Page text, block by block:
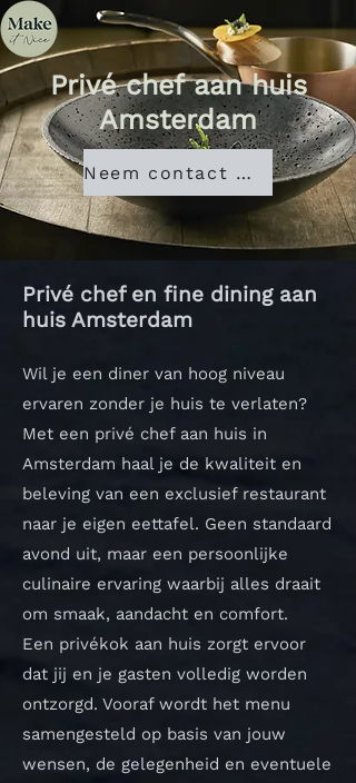
Privé chef aan huis
Amsterdam
Neem contact met ons op
Privé chef en fine dining aan
huis Amsterdam
Wil je een diner van hoog niveau
ervaren zonder je huis te verlaten?
Met een privé chef aan huis in
Amsterdam haal je de kwaliteit en
beleving van een exclusief restaurant
naar je eigen eettafel. Geen standaard
avond uit, maar een persoonlijke
culinaire ervaring waarbij alles draait
om smaak, aandacht en comfort.
Een privékok aan huis zorgt ervoor
dat jij en je gasten volledig worden
ontzorgd. Vooraf wordt het menu
samengesteld op basis van jouw
wensen, de gelegenheid en eventuele